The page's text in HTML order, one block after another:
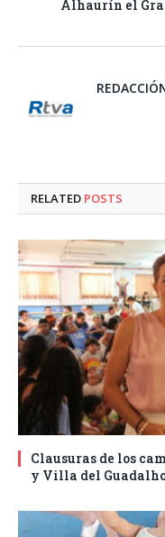
Alhaurín el
RELATED POSTS
Clausuras de los
y Villa del